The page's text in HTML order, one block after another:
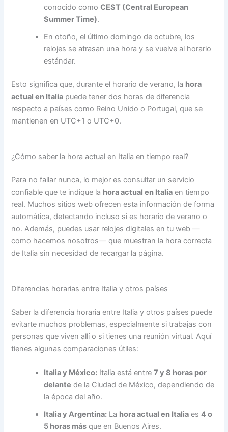
conocido comoCEST (Central European
Summer Time).
En otoño, el último domingo de octubre, los
relojes se atrasan una hora y se vuelve al horario
estándar.
Esto significa que, durante el horario de verano, la hora
actual en Italia puede tener dos horas de diferencia
respecto a países como Reino Unido o Portugal, que se
mantienen en UTC+1 o UTC+0.
¿Cómo saber la hora actual en Italia en tiempo real?
Para no fallar nunca, lo mejor es consultar un servicio
confiable que te indique la hora actual en Italia en tiempo
real. Muchos sitios web ofrecen esta información de forma
automática, detectando incluso si es horario de verano o
no. Además, puedes usar relojes digitales en tu web —
como hacemos nosotros— que muestran la hora correcta
de Italia sin necesidad de recargar la página.
Diferencias horarias entre Italia y otros países
Saber la diferencia horaria entre Italia y otros países puede
evitarte muchos problemas, especialmente si trabajas con
personas que viven allí o si tienes una reunión virtual. Aquí
tienes algunas comparaciones útiles:
Italia y México: Italia está entre7 y 8 horas por
delante de la Ciudad de México, dependiendo de
la época del año.
Italia y Argentina: La hora actual en Italia es4 o
5 horas más que en Buenos Aires.